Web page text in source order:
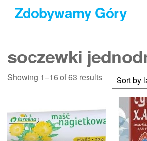
Przejdź
treści
Zdobywamy Góry
soczewki
Showing 1–16 of 63 results